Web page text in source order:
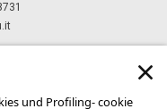
NEWSLETTER